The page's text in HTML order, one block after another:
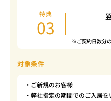
特典
03
※ご契約日数分
対象条件
・ご新規のお客様
・弊社指定の期間でのご入居